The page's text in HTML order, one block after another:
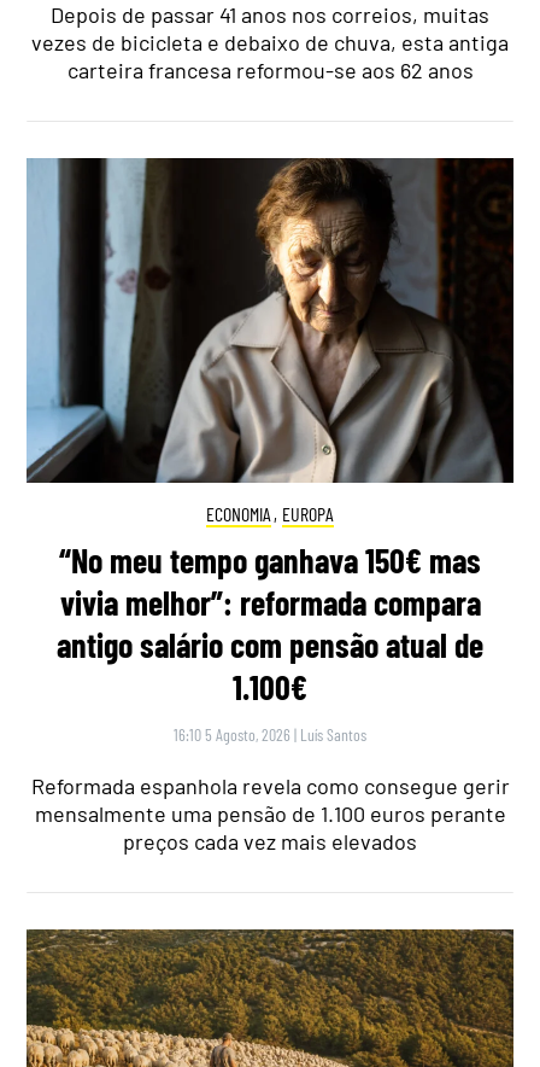
Depois de passar 41 anos nos correios, muitas
vezes de bicicleta e debaixo de chuva, esta antiga
carteira francesa reformou-se aos 62 anos
ECONOMIA , EUROPA
“No meu tempo ganhava 150€ mas
vivia melhor”: reformada compara
antigo salário com pensão atual de
1.100€
16:10 5 Agosto, 2026 | Luís Santos
Reformada espanhola revela como consegue gerir
mensalmente uma pensão de 1.100 euros perante
preços cada vez mais elevados